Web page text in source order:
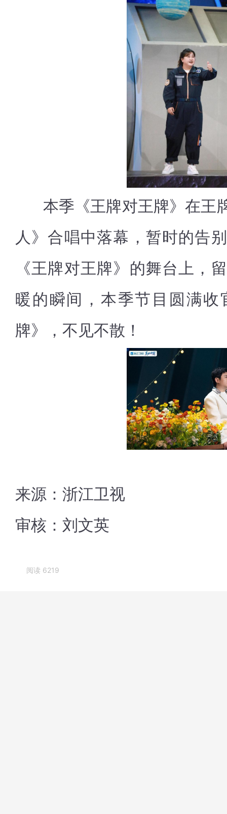
本季《王牌对王牌》在王
人》合唱中落幕，暂时的告
《王牌对王牌》的舞台上，
暖的瞬间，本季节目圆满
牌》，不见不散！
来源：浙江卫视
审核：刘文英
阅读 6219